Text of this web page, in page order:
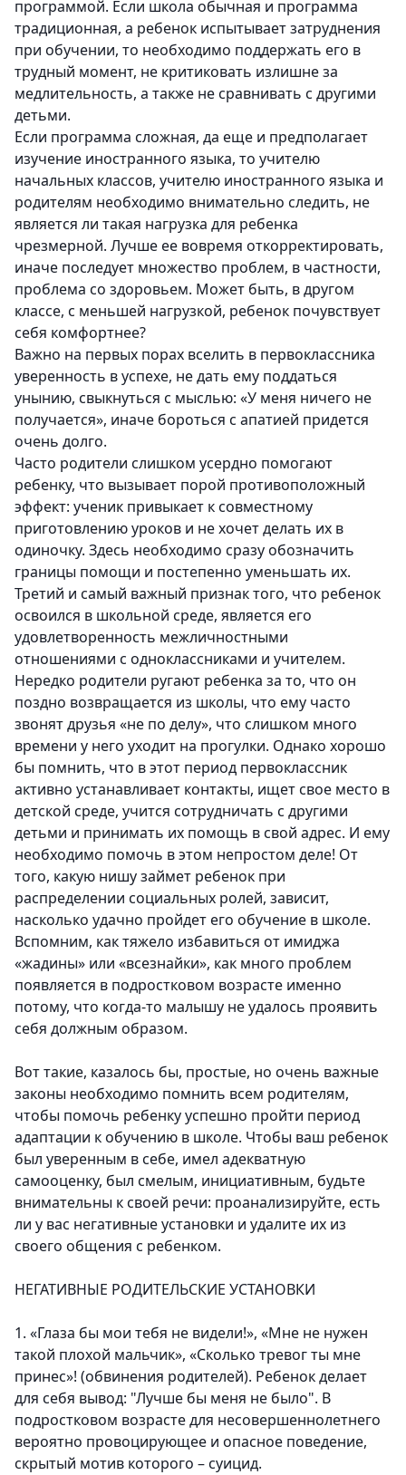
программой. Если школа обычная и программа
традиционная, а ребенок испытывает затруднения
при обучении, то необходимо поддержать его в
трудный момент, не критиковать излишне за
медлительность, а также не сравнивать с другими
детьми.
Если программа сложная, да еще и предполагает
изучение иностранного языка, то учителю
начальных классов, учителю иностранного языка и
родителям необходимо внимательно следить, не
является ли такая нагрузка для ребенка
чрезмерной. Лучше ее вовремя откорректировать,
иначе последует множество проблем, в частности,
проблема со здоровьем. Может быть, в другом
классе, с меньшей нагрузкой, ребенок почувствует
себя комфортнее?
Важно на первых порах вселить в первоклассника
уверенность в успехе, не дать ему поддаться
унынию, свыкнуться с мыслью: «У меня ничего не
получается», иначе бороться с апатией придется
очень долго.
Часто родители слишком усердно помогают
ребенку, что вызывает порой противоположный
эффект: ученик привыкает к совместному
приготовлению уроков и не хочет делать их в
одиночку. Здесь необходимо сразу обозначить
границы помощи и постепенно уменьшать их.
Третий и самый важный признак того, что ребенок
освоился в школьной среде, является его
удовлетворенность межличностными
отношениями с одноклассниками и учителем.
Нередко родители ругают ребенка за то, что он
поздно возвращается из школы, что ему часто
звонят друзья «не по делу», что слишком много
времени у него уходит на прогулки. Однако хорошо
бы помнить, что в этот период первоклассник
активно устанавливает контакты, ищет свое место в
детской среде, учится сотрудничать с другими
детьми и принимать их помощь в свой адрес. И ему
необходимо помочь в этом непростом деле! От
того, какую нишу займет ребенок при
распределении социальных ролей, зависит,
насколько удачно пройдет его обучение в школе.
Вспомним, как тяжело избавиться от имиджа
«жадины» или «всезнайки», как много проблем
появляется в подростковом возрасте именно
потому, что когда-то малышу не удалось проявить
себя должным образом.
Вот такие, казалось бы, простые, но очень важные
законы необходимо помнить всем родителям,
чтобы помочь ребенку успешно пройти период
адаптации к обучению в школе. Чтобы ваш ребенок
был уверенным в себе, имел адекватную
самооценку, был смелым, инициативным, будьте
внимательны к своей речи: проанализируйте, есть
ли у вас негативные установки и удалите их из
своего общения с ребенком.
НЕГАТИВНЫЕ РОДИТЕЛЬСКИЕ УСТАНОВКИ
1. «Глаза бы мои тебя не видели!», «Мне не нужен
такой плохой мальчик», «Сколько тревог ты мне
принес»! (обвинения родителей). Ребенок делает
для себя вывод: "Лучше бы меня не было". В
подростковом возрасте для несовершеннолетнего
вероятно провоцирующее и опасное поведение,
скрытый мотив которого – суицид.